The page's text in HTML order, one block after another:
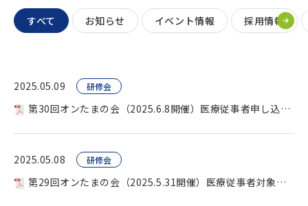
すべて お知らせ イベント情報 採用情報
2025.05.09 研修会
第30回オンたまの会（2025.6.8開催）医療従事者申し込み用 を開催します。
2025.05.08 研修会
第29回オンたまの会（2025.5.31開催）医療従事者対象を開催します。